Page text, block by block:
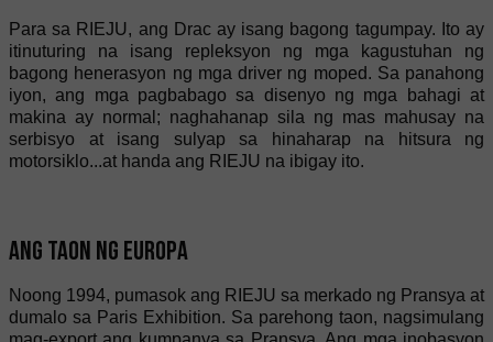
Para sa RIEJU, ang Drac ay isang bagong tagumpay. Ito ay
itinuturing na isang repleksyon ng mga kagustuhan ng
bagong henerasyon ng mga driver ng moped. Sa panahong
iyon, ang mga pagbabago sa disenyo ng mga bahagi at
makina ay normal; naghahanap sila ng mas mahusay na
serbisyo at isang sulyap sa hinaharap na hitsura ng
motorsiklo...at handa ang RIEJU na ibigay ito.
Ang Taon ng Europa
Noong 1994, pumasok ang RIEJU sa merkado ng Pransya at
dumalo sa Paris Exhibition. Sa parehong taon, nagsimulang